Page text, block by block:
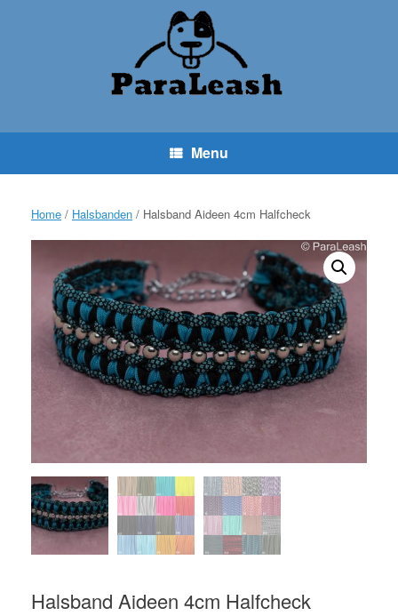
Menu
Home / Halsbanden / Halsband Aideen 4cm Halfcheck
Halsband Aideen 4cm Halfcheck